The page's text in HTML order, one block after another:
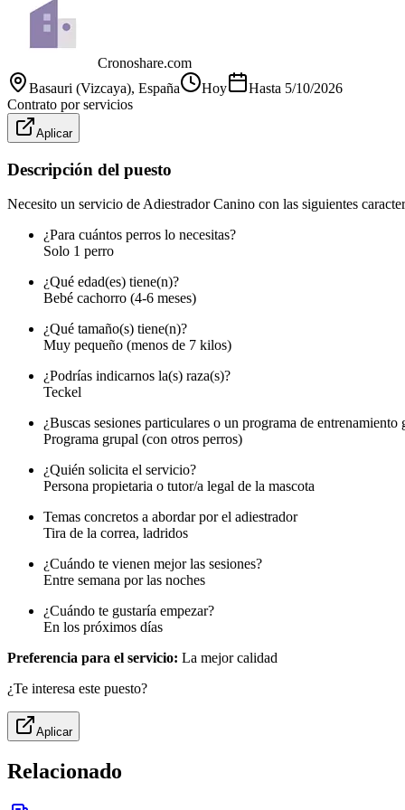
Cronoshare.com
Basauri (Vizcaya), España Hoy Hasta 5/10/2026
Contrato por servicios
Aplicar
Descripción del puesto
Necesito un servicio de Adiestrador Canino con las siguientes
¿Para cuántos perros lo necesitas?
Solo 1 perro
¿Qué edad(es) tiene(n)?
Bebé cachorro (4-6 meses)
¿Qué tamaño(s) tiene(n)?
Muy pequeño (menos de 7 kilos)
¿Podrías indicarnos la(s) raza(s)?
Teckel
¿Buscas sesiones particulares o un programa de entrenamiento
Programa grupal (con otros perros)
¿Quién solicita el servicio?
Persona propietaria o tutor/a legal de la mascota
Temas concretos a abordar por el adiestrador
Tira de la correa, ladridos
¿Cuándo te vienen mejor las sesiones?
Entre semana por las noches
¿Cuándo te gustaría empezar?
En los próximos días
Preferencia para el servicio: La mejor calidad
¿Te interesa este puesto?
Aplicar
Relacionado